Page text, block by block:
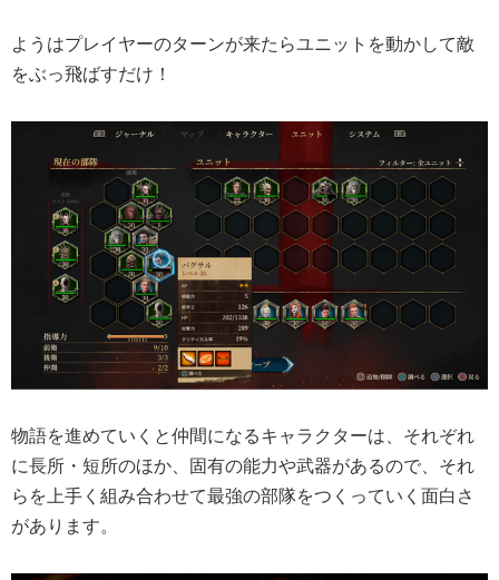
ようはプレイヤーのターンが来たらユニットを動かして敵
をぶっ飛ばすだけ！
物語を進めていくと仲間になるキャラクターは、それぞれ
に長所・短所のほか、固有の能力や武器があるので、それ
らを上手く組み合わせて最強の部隊をつくっていく面白さ
があります。